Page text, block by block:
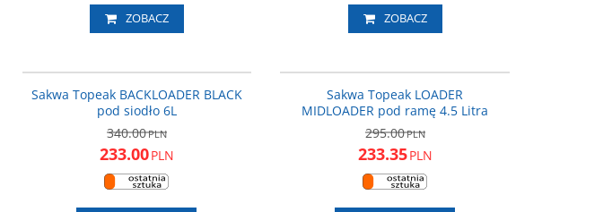
ZOBACZ ZOBACZ
Sakwa Topeak BACKLOADER BLACK
pod siodło 6L
340.00PLN
233.00PLN
Sakwa Topeak LOADER
MIDLOADER pod ramę 4.5 Litra
295.00PLN
233.35PLN